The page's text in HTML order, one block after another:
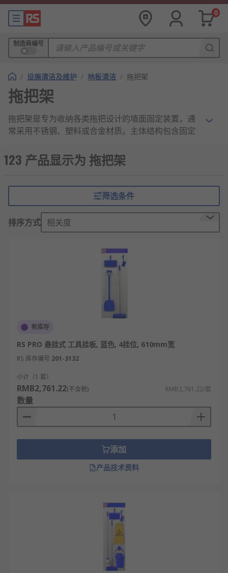
0
制造商编号
/ 设施清洁及维护 / 地板清洁 / 拖把架
拖把架
拖把架是专为收纳各类拖把设计的墙面固定装置，通
常采用不锈钢、塑料或合金材质。主体结构包含固定
现垂直收纳。其核心功能是通过机械卡槽锁定拖把
杆，利用重力自然悬垂，确保拖把头部离地通风。优
杆径（25-35mm）。底部接水盘深度通常为2-3厘
米，有效收集残留滴水。广泛应用于卫生间、阳台、
清洁间等潮湿空间，实现干湿分离收纳，避免地面水
渍滋生细菌。现代设计还融入旋转折叠功能，节省空
拖把架的工作原理
利用重力作用让水分自然滴落，避免拖把头长
时间接触地面滋生细菌。这种悬挂方式能有效
保持拖把干燥。
采用开放式结构设计，确保空气流通，加速拖
把头的风干过程。通风原理类似于晾衣架，通
部分高端拖把架配备接水盘，利用重力收集滴
落的水分，防止地面被弄湿。接水盘通常采用
倾斜设计，使水流向特定方向。
卡扣式固定原理，通过弹性塑料或金属部件牢
方式既牢固又方便取放。
旋转式拖把架采用轴承结构，可以让拖把360度
壁挂式拖把架利用墙面支撑，通过膨胀螺丝或
强力胶固定，节省地面空间。这种设计充分利
折叠式拖把架采用铰链结构，使用时展开，不
用时可折叠收起。这种设计特别适合小空间使
123 产品显示为 拖把架
筛选条件
排序方式 相关度
有库存
RS PRO 悬挂式 工具挂板, 蓝色, 4挂位, 610mm宽
RS 库存编号 201-3132
小计（1 套）
RMB2,761.22(不含税) RMB2,761.22/套
数量
添加
产品技术资料